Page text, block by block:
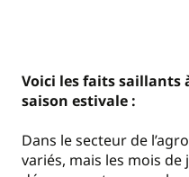
Voici les faits saillants
saison estivale :
Dans le secteur de
variés, mais les mois